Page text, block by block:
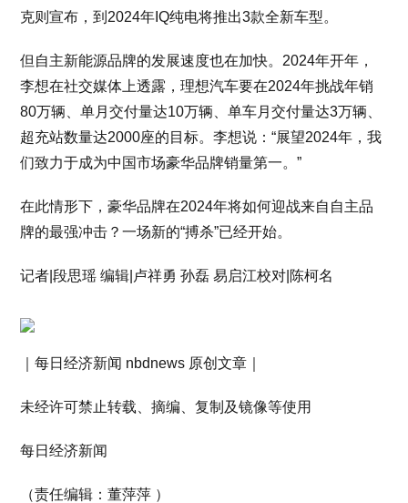
克则宣布，到2024年IQ纯电将推出3款全新车型。
但自主新能源品牌的发展速度也在加快。2024年开年，
李想在社交媒体上透露，理想汽车要在2024年挑战年销
80万辆、单月交付量达10万辆、单车月交付量达3万辆、
超充站数量达2000座的目标。李想说：“展望2024年，我
们致力于成为中国市场豪华品牌销量第一。”
在此情形下，豪华品牌在2024年将如何迎战来自自主品
牌的最强冲击？一场新的“搏杀”已经开始。
记者|段思瑶 编辑|卢祥勇 孙磊 易启江校对|陈柯名
｜每日经济新闻 nbdnews 原创文章｜
未经许可禁止转载、摘编、复制及镜像等使用
每日经济新闻
（责任编辑：董萍萍 ）